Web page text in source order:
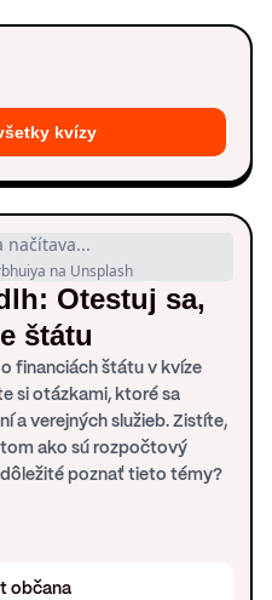
kvízy
načítava...
na Unsplash
Otestuj sa,
štátu
financiách štátu v kvíze
si otázkami, ktoré sa
a verejných služieb. Zistíte,
ako sú rozpočtový
poznať tieto témy?
občana